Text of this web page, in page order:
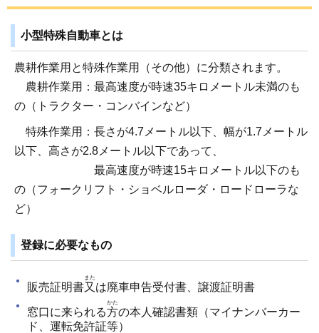
小型特殊自動車とは
農耕作業用と特殊作業用（その他）に分類されます。
農耕作業用：最高速度が時速35キロメートル未満のも
の（トラクター・コンバインなど）
特殊作業用：長さが4.7メートル以下、幅が1.7メートル
以下、高さが2.8メートル以下であって、
最高速度が時速15キロメートル以下のも
の（フォークリフト・ショベルローダ・ロードローラな
ど）
登録に必要なもの
販売証明書又
また
は廃車申告受付書、譲渡証明書
窓口に来られる方
かた
の本人確認書類（マイナンバーカー
ド、運転免許証等）